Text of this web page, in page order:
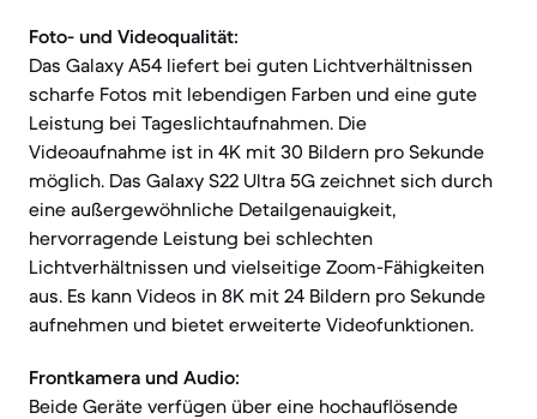
Foto- und Videoqualität:
Das Galaxy A54 liefert bei guten Lichtverhältnissen
scharfe Fotos mit lebendigen Farben und eine gute
Leistung bei Tageslichtaufnahmen. Die
Videoaufnahme ist in 4K mit 30 Bildern pro Sekunde
möglich. Das Galaxy S22 Ultra 5G zeichnet sich durch
eine außergewöhnliche Detailgenauigkeit,
hervorragende Leistung bei schlechten
Lichtverhältnissen und vielseitige Zoom-Fähigkeiten
aus. Es kann Videos in 8K mit 24 Bildern pro Sekunde
aufnehmen und bietet erweiterte Videofunktionen.
Frontkamera und Audio:
Beide Geräte verfügen über eine hochauflösende